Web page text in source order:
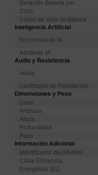
Duración Batería por
Ciclo
Ciclos de Vida de Batería
Inteligencia Artificial
Funciones de IA
Asistente IA
Audio y Resistencia
Audio
Certificado de Resistencia
Dimensiones y Peso
Color
Anchura
Altura
Profundidad
Peso
Información Adicional
Identificador del Modelo
Clase Eficiencia
Energética (EU